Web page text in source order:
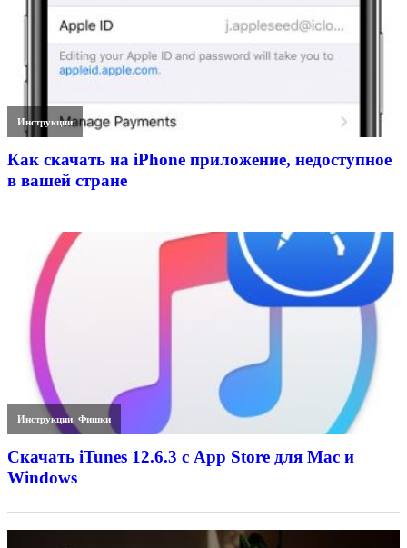
Инструкции
Как скачать на iPhone приложение, недоступное
в вашей стране
Инструкции,Фишки
Скачать iTunes 12.6.3 с App Store для Mac и
Windows